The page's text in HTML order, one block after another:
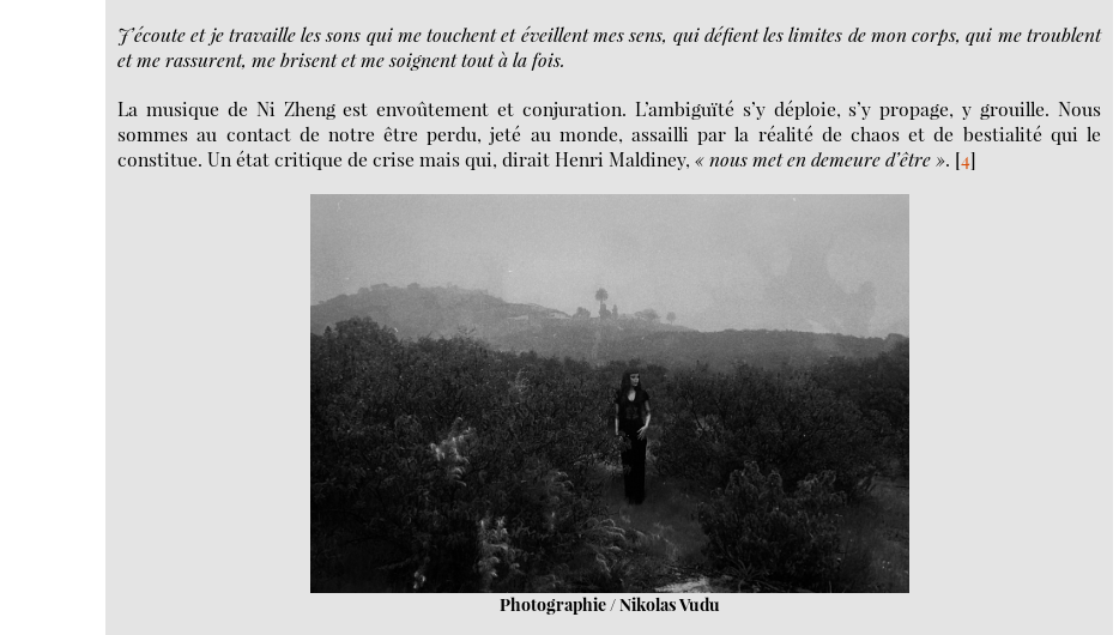
J’écoute et je travaille les sons qui me touchent et éveillent mes sens, qui défient les limites de mon corps, qui me troublent
et me rassurent, me brisent et me soignent tout à la fois.
La musique de Ni Zheng est envoûtement et conjuration. L’ambiguïté s’y déploie, s’y propage, y grouille. Nous
sommes au contact de notre être perdu, jeté au monde, assailli par la réalité de chaos et de bestialité qui le
constitue. Un état critique de crise mais qui, dirait Henri Maldiney,« nous met en demeure d’être ». [4]
Photographie / Nikolas Vudu